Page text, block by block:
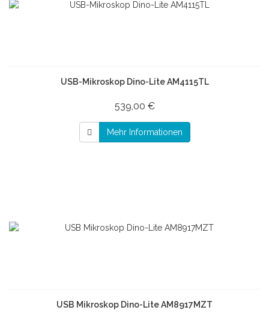
USB-Mikroskop Dino-Lite AM4115TL
539,00 €
Mehr Informationen
USB Mikroskop Dino-Lite AM8917MZT